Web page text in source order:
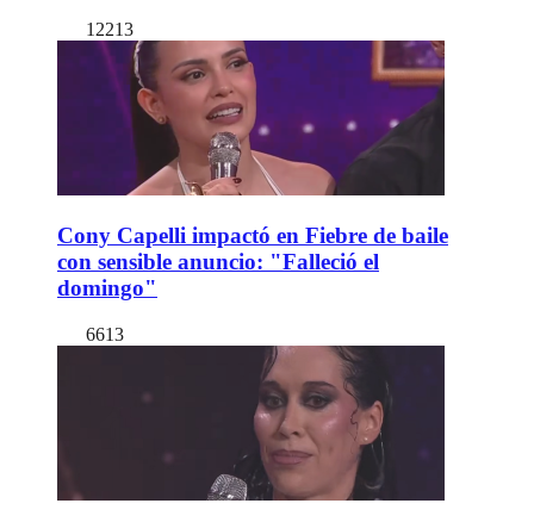
12213
Cony Capelli impactó en Fiebre de baile
con sensible anuncio: "Falleció el
domingo"
6613